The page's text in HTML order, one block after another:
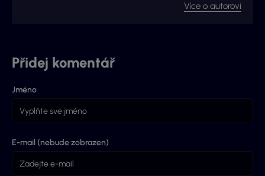
Více o autorovi
Přidej komentář
Jméno
E-mail (nebude zobrazen)